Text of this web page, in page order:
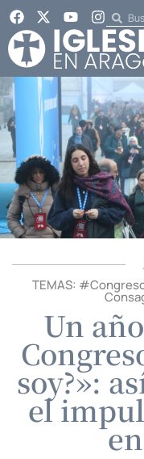
TEMAS: #
Un
soy?»:
el